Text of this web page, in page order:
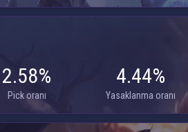
2.58%
Pick oranı
4.44%
Yasaklanma oranı